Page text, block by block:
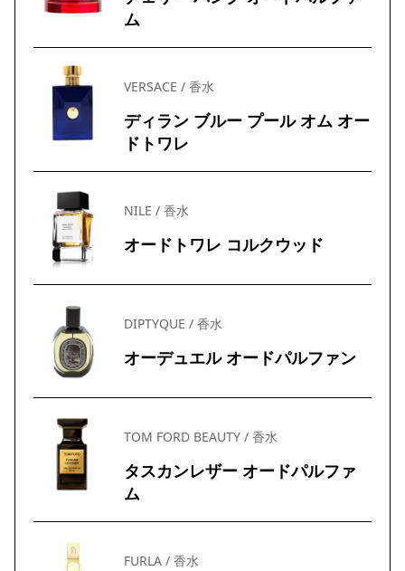
ム
VERSACE / 香水
ディラン ブルー プール オム オー
ドトワレ
NILE / 香水
オードトワレ コルクウッド
DIPTYQUE / 香水
オーデュエル オードパルファン
TOM FORD BEAUTY / 香水
タスカンレザー オードパルファ
ム
FURLA / 香水